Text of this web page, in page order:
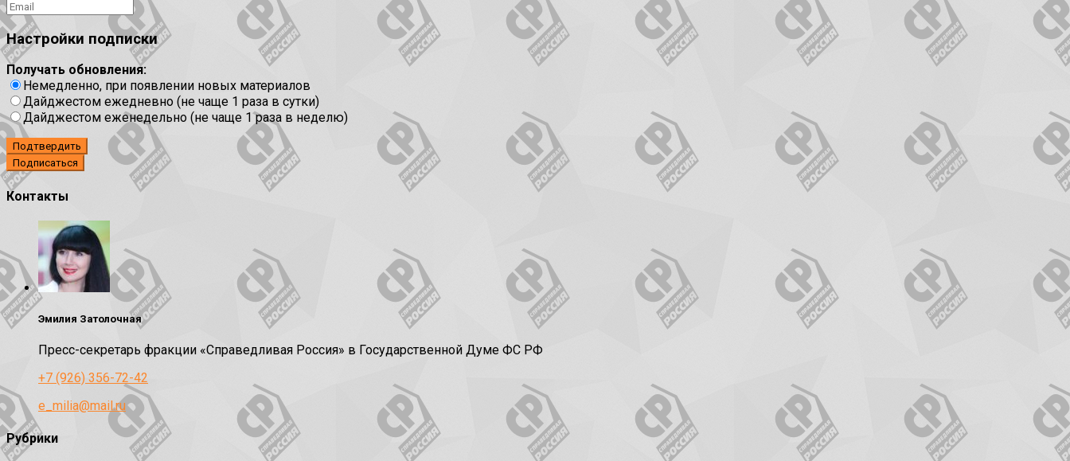
Настройки подписки
Получать обновления:
Немедленно, при появлении новых материалов
Дайджестом ежедневно (не чаще 1 раза в сутки)
Дайджестом еженедельно (не чаще 1 раза в неделю)
Подтвердить
Контакты
Эмилия Затолочная
Пресс-секретарь фракции «Справедливая Россия» в Государственной Думе ФС РФ
+7 (926) 356-72-42
e_milia@mail.ru
Рубрики